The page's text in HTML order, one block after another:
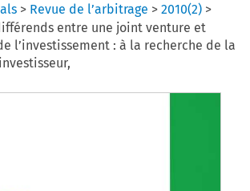
> Revue de l’arbitrage >2010(2) >
entre une joint venture et
l’investissement : à la recherche de la